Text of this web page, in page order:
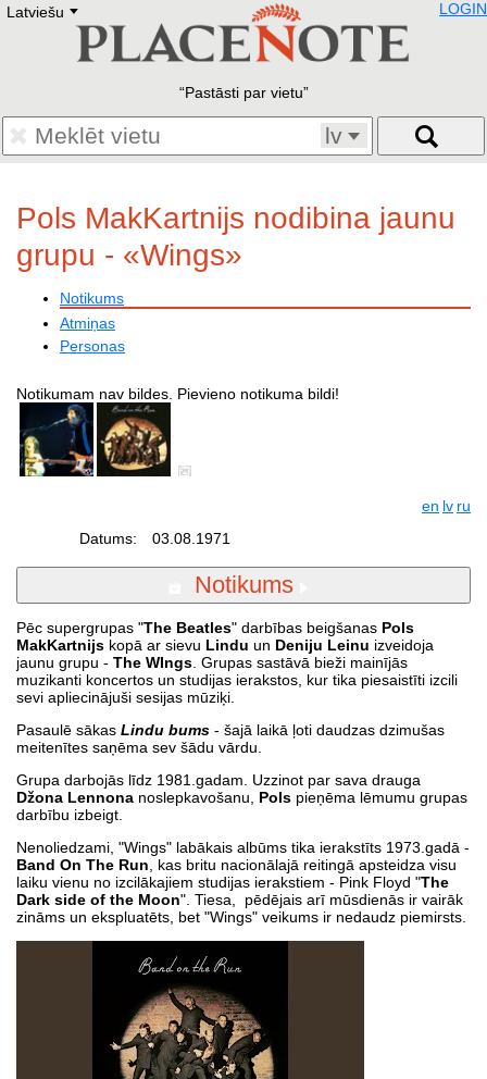
Latviešu E
Deutsch
Francais
Polski
Eestikeelne
LOGIN
Pastāsti par vietu
lv
Pols MakKartnijs nodibina jaunu
grupu - «Wings»
Notikums
Atmiņas
Personas
Notikumam nav bildes. Pievieno notikuma bildi!
en lv ru
Datums:
03.08.1971
Notikums
Pēc supergrupas "The Beatles" darbības beigšanas Pols
MakKartnijs kopā ar sievu Lindu un Deniju Leinu izveidoja
jaunu grupu - The WIngs . Grupas sastāvā bieži mainījās
muzikanti koncertos un studijas ierakstos, kur tika piesaistīti izcili
sevi apliecinājuši sesijas mūziķi.
Pasaulē sākas Lindu bums - šajā laikā ļoti daudzas dzimušas
meitenītes saņēma sev šādu vārdu.
Grupa darbojās līdz 1981.gadam. Uzzinot par sava drauga
Džona Lennona noslepkavošanu, Pols pieņēma lēmumu grupas
darbību izbeigt.
Nenoliedzami, "Wings" labākais albūms tika ierakstīts 1973.gadā -
Band On The Run , kas britu nacionālajā reitingā apsteidza visu
laiku vienu no izcilākajiem studijas ierakstiem - Pink Floyd "The
Dark side of the Moon". Tiesa, pēdējais arī mūsdienās ir vairāk
zināms un ekspluatēts, bet "Wings" veikums ir nedaudz piemirsts.